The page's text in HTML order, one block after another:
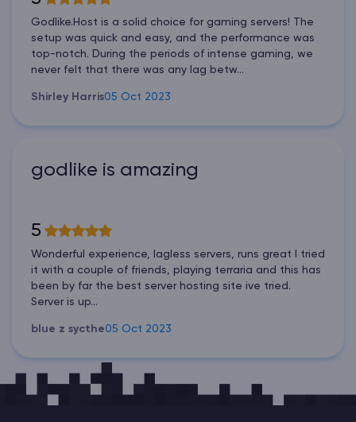
Godlike.Host is a solid choice for gaming servers! The
setup was quick and easy, and the performance was
top-notch. During the periods of intense gaming, we
never felt that there was any lag betw...
Shirley Harris05 Oct 2023
godlike is amazing
5
Wonderful experience, lagless servers, runs great I tried
it with a couple of friends, playing terraria and this has
been by far the best server hosting site ive tried.
Server is up...
blue z sycthe05 Oct 2023